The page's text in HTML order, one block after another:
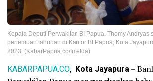
Kepala Deputi Perwakilan BI Papua, Thomy Andryas
pertemuan tahunan di Kantor BI Papua, Kota
2023. (KabarPapua.co/Imelda)
KABARPAPUA.CO, Kota Jayapura–